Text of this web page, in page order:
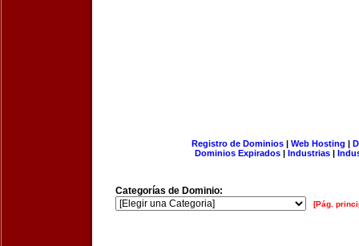
Registro de Dominios| Web Hosting |
Dominios Expirados | Industrias |
Categorías de Dominio:
[Pág.